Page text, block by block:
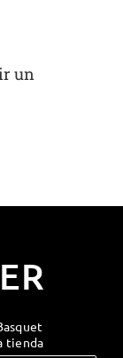
un
tienda